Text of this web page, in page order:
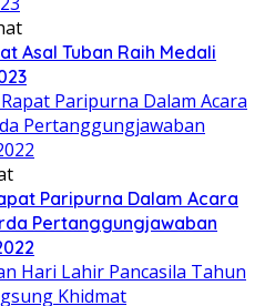
Asal Tuban Raih Medali
Paripurna Dalam Acara
Pertanggungjawaban